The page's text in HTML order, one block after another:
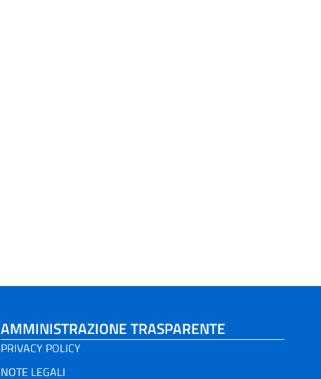
AMMINISTRAZIONE TRASPARENTE
PRIVACY POLICY
NOTE LEGALI